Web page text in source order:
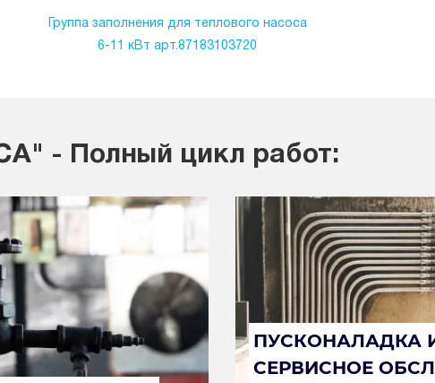
Группа заполнения для теплового насоса
6-11 кВт арт.87183103720
- Полный цикл работ:
ПУСКОНАЛАДКА
СЕРВИСНОЕ